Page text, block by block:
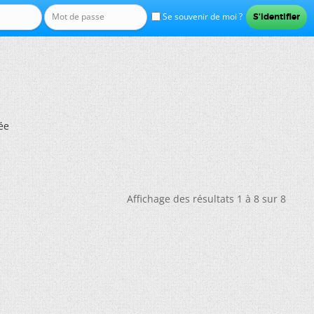
Se souvenir de moi ?
Affichage des résultats 1 à 8 sur 8